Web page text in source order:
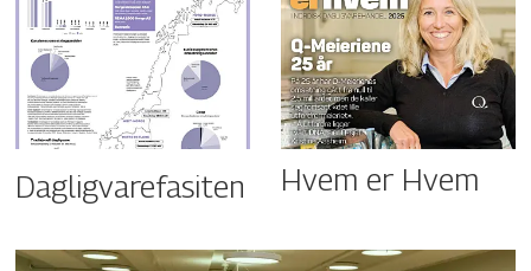
Dagligvarefasiten Hvem er Hvem